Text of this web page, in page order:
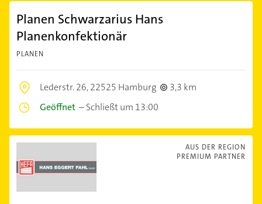
Planen Schwarzarius Hans
Planenkonfektionär
PLANEN
Lederstr. 26,22525 Hamburg
3,3 km
Geöffnet –Schließt um 13:00
AUS DER REGION
PREMIUM PARTNER